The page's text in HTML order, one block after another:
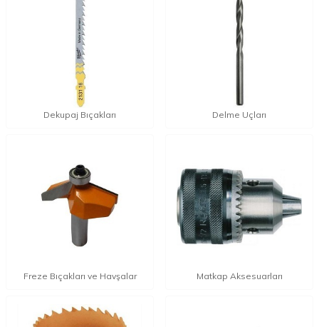
Dekupaj Bıçakları Delme Uçları
Freze Bıçakları ve Havşalar Matkap Aksesuarları